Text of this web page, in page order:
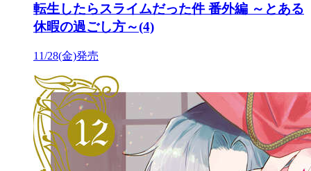
転生したらスライムだった件 番外編 ～とある
休暇の過ごし方～(4)
11/28(金)発売